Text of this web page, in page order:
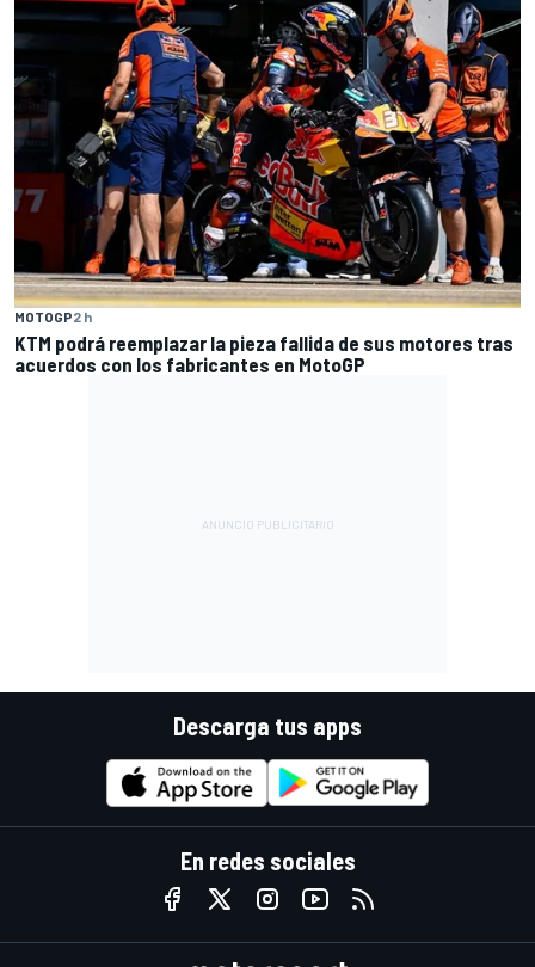
MOTOGP2 h
KTM podrá reemplazar la pieza fallida de sus motores tras
acuerdos con los fabricantes en MotoGP
Descarga tus apps
En redes sociales